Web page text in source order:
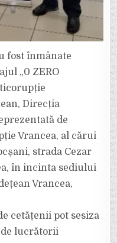
fost înmânate
„0 ZERO
Direcția
de
Vrancea, al cărui
strada Cezar
în incinta sediului
Vrancea,
cetățenii pot sesiza
de lucrătorii